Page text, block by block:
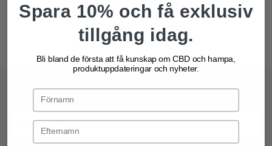
Tillbaka till blogg
Lämna en kommentar
Namn*
Spara 10% och få exklusiv
tillgång idag.
Bli bland de första att få kunskap om CBD och hampa,
produktuppdateringar och nyheter.